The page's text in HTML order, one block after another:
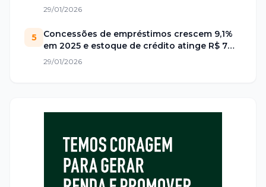
29/01/2026
5
Concessões de empréstimos crescem 9,1%
em 2025 e estoque de crédito atinge R$ 7
trilhões no Brasil
29/01/2026